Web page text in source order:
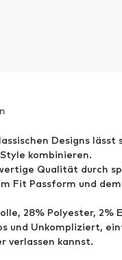
Designs lässt
kombinieren.
Qualität durch
Fit Passform und
28% Polyester, 2%
und Unkompliziert,
verlassen kannst.